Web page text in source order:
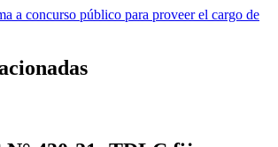
a concurso público para proveer el cargo de